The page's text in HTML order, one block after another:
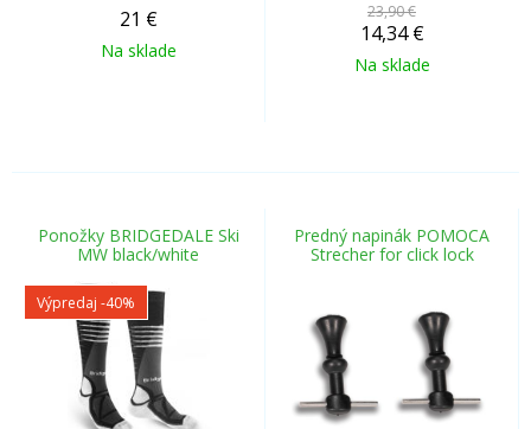
21 €
Na sklade
23,90 €
14,34 €
Na sklade
Ponožky BRIDGEDALE Ski
MW black/white
Výpredaj -40%
Predný napinák POMOCA
Strecher for click lock